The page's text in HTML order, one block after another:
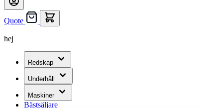
Quote
hej
Redskap
Underhåll
Maskiner
Bästsäljare